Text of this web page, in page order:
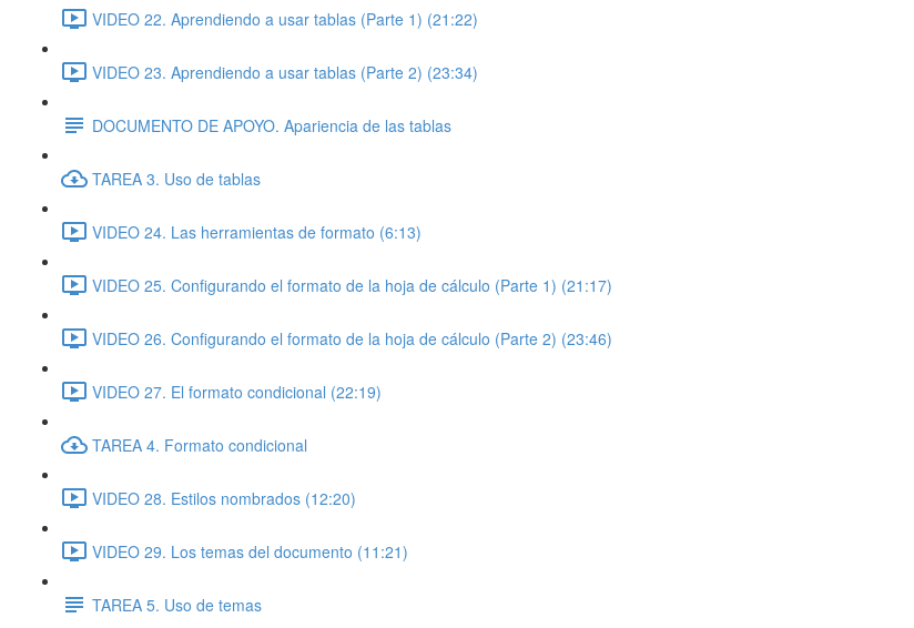
VIDEO 22. Aprendiendo a usar tablas (Parte 1) (21:22)
VIDEO 23. Aprendiendo a usar tablas (Parte 2) (23:34)
DOCUMENTO DE APOYO. Apariencia de las tablas
TAREA 3. Uso de tablas
VIDEO 24. Las herramientas de formato (6:13)
VIDEO 25. Configurando el formato de la hoja de cálculo (Parte 1) (21:17)
VIDEO 26. Configurando el formato de la hoja de cálculo (Parte 2) (23:46)
VIDEO 27. El formato condicional (22:19)
TAREA 4. Formato condicional
VIDEO 28. Estilos nombrados (12:20)
VIDEO 29. Los temas del documento (11:21)
TAREA 5. Uso de temas